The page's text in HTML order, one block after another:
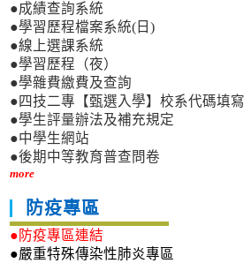
●成績查詢系統
●學習歷程檔案系統(日)
●線上選課系統
●學習歷程（夜）
●學雜費繳費及查詢
●四技二專【甄選入學】校系代碼填寫
●學生評量辦法及補充規定
●中學生網站
●後期中等教育普查問卷
more
防疫專區
●防疫專區連結
●嚴重特殊傳染性肺炎專區